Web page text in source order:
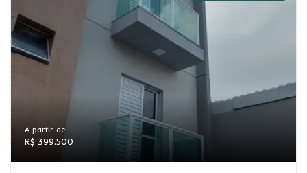
A partir de:
R$ 399.500